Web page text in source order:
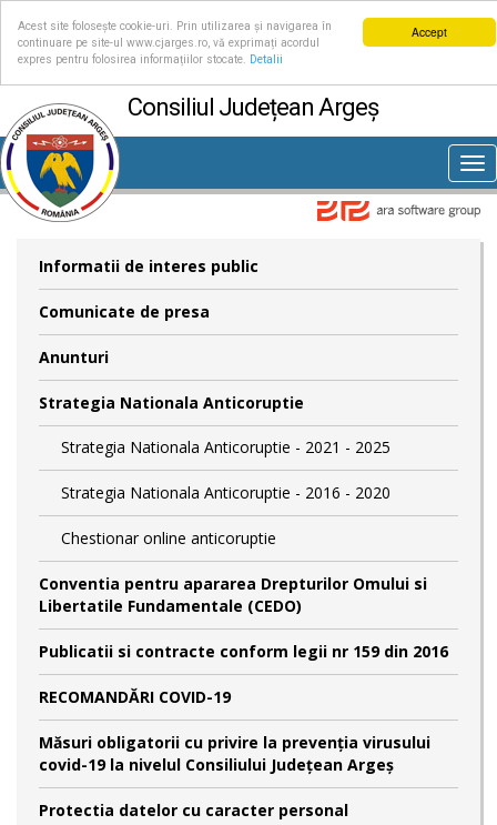
Accept
Acest site folosește cookie-uri. Prin utilizarea și navigarea în
continuare pe site-ul www.cjarges.ro, vă exprimați acordul
expres pentru folosirea informațiilor stocate.
Detalii
Consiliul Județean Argeș
Informatii de interes public
Comunicate de presa
Anunturi
Strategia Nationala Anticoruptie
Strategia Nationala Anticoruptie - 2021 - 2025
Strategia Nationala Anticoruptie - 2016 - 2020
Chestionar online anticoruptie
Conventia pentru apararea Drepturilor Omului si
Libertatile Fundamentale (CEDO)
Publicatii si contracte conform legii nr 159 din 2016
RECOMANDĂRI COVID-19
Măsuri obligatorii cu privire la prevenția virusului
covid-19 la nivelul Consiliului Județean Argeș
Protectia datelor cu caracter personal